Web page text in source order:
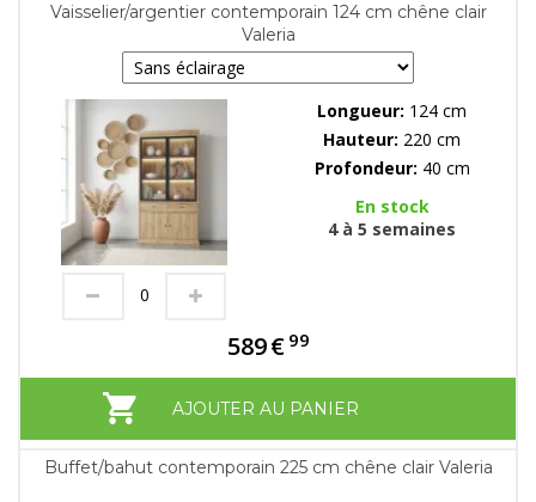
Vaisselier/argentier contemporain 124 cm chêne clair
Valeria
Longueur: 124 cm
Hauteur: 220 cm
Profondeur: 40 cm
En stock
4 à 5 semaines
589€ 99
AJOUTER AU PANIER
Buffet/bahut contemporain 225 cm chêne clair Valeria